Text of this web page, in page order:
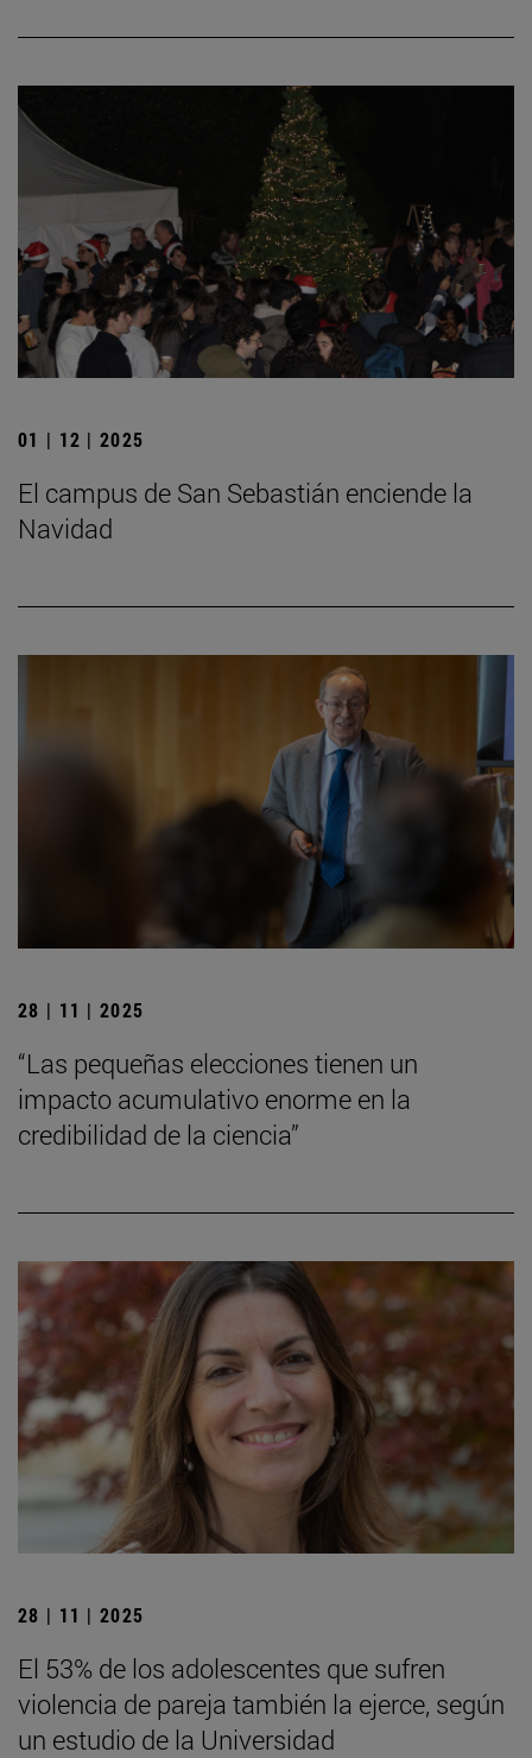
01 | 12 | 2025
El campus de San Sebastián enciende la
Navidad
28 | 11 | 2025
“Las pequeñas elecciones tienen un
impacto acumulativo enorme en la
credibilidad de la ciencia”
28 | 11 | 2025
El 53% de los adolescentes que sufren
violencia de pareja también la ejerce, según
un estudio de la Universidad